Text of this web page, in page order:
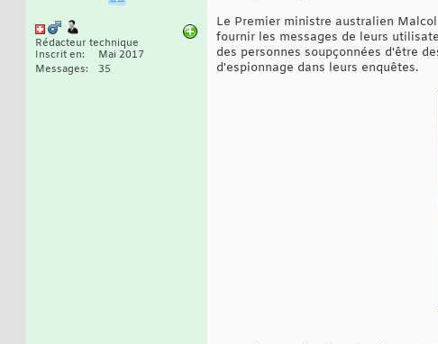
Rédacteur technique
Inscrit en
Mai 2017
Messages
35
Le Premier ministre australien
fournir les messages de leurs
des personnes soupçonnées d'être
d'espionnage dans leurs enquêtes.